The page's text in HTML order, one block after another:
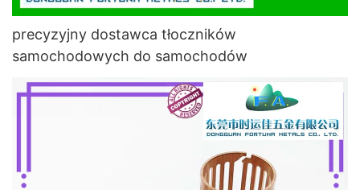
precyzyjny dostawca tłoczników
samochodowych do samochodów